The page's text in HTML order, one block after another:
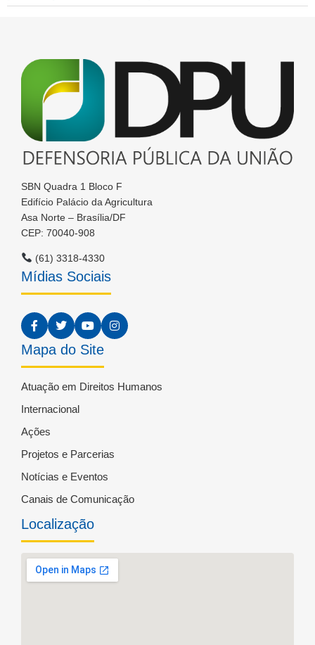
SBN Quadra 1 Bloco F
Edifício Palácio da Agricultura
Asa Norte – Brasília/DF
CEP: 70040-908
(61) 3318-4330
Mídias Sociais
Mapa do Site
Atuação em Direitos Humanos
Internacional
Ações
Projetos e Parcerias
Notícias e Eventos
Canais de Comunicação
Localização